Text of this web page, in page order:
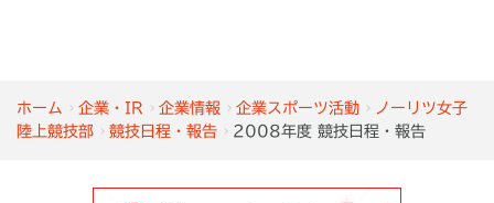
ホーム 企業・IR 企業情報 企業スポーツ活動
ノーリツ女子
陸上競技部
競技日程・報告 2008年度 競技日程・報告